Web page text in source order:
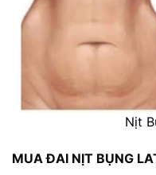
Nịt
MUA ĐAI NỊT BỤNG